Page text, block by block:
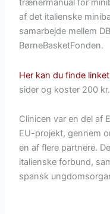
trænermanual for
af det italienske
samarbejde mellem
BørneBasketFonden.
Her kan du finde
sider og koster 200 kr.
Clinicen var en del af
EU-projekt, gennem
en af flere partnere.
italienske forbund,
spansk